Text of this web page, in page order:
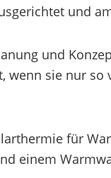
und
und
wenn sie nur
für
einem